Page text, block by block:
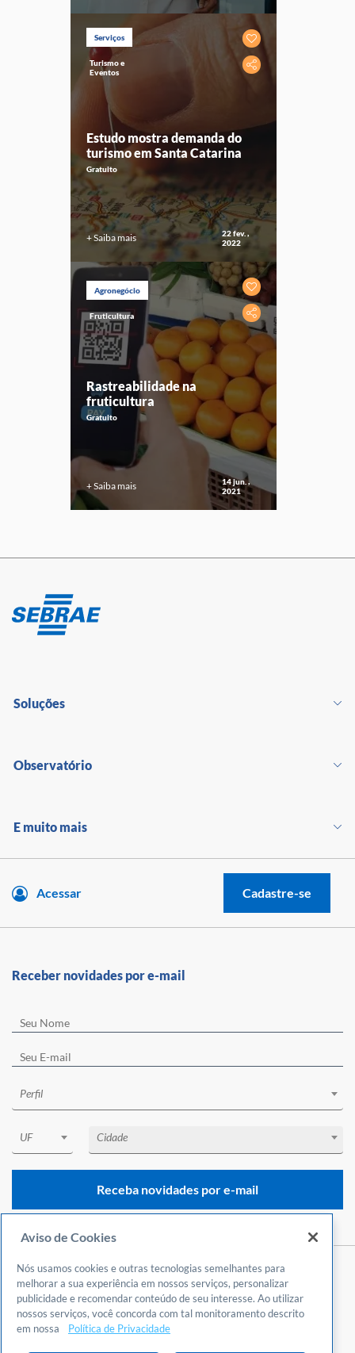
Serviços
Turismo e
Eventos
Estudo mostra demanda do
turismo em Santa Catarina
Gratuito
+ Saiba mais
22 fev. ,
2022
Agronegócio
Fruticultura
Rastreabilidade na
fruticultura
Gratuito
+ Saiba mais
14 jun. ,
2021
Soluções
Observatório
E muito mais
Acessar Cadastre-se
Central de Atendimento
0800 570 0800
24 horas por dia
Receber novidades por e-mail
Perfil
UF Cidade
Receba novidades por e-mail
Aviso de Cookies
Nós usamos cookies e outras tecnologias semelhantes para
melhorar a sua experiência em nossos serviços, personalizar
publicidade e recomendar conteúdo de seu interesse. Ao utilizar
nossos serviços, você concorda com tal monitoramento descrito
em nossa
Política de Privacidade